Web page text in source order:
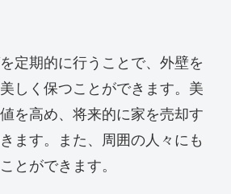
定期的に行うことで、外壁を
しく保つことができます。美
を高め、将来的に家を売却す
ます。また、周囲の人々にも
とができます。